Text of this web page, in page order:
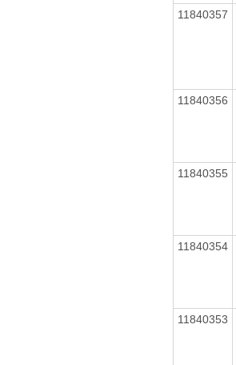
11840357
11840356
11840355
11840354
11840353